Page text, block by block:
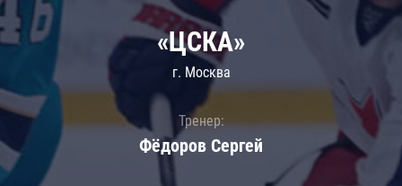
«ЦСКА»
г. Москва
Тренер:
Фёдоров Сергей